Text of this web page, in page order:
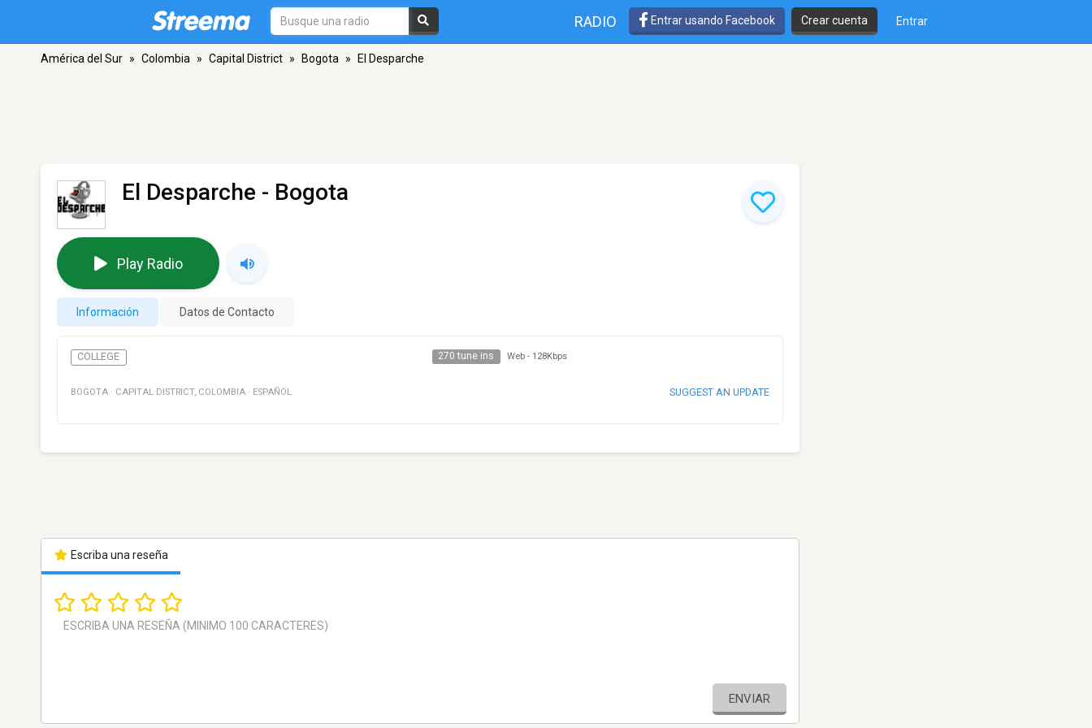
RADIO Entrar usando Facebook Crear cuenta Entrar
América del Sur » Colombia » Capital District » Bogota » El Desparche
El Desparche - Bogota
Play Radio
Información Datos de Contacto
COLLEGE 270 tune ins Web - 128Kbps
BOGOTA · CAPITAL DISTRICT, COLOMBIA · ESPAÑOL SUGGEST AN UPDATE
Escriba una reseña
ENVIAR